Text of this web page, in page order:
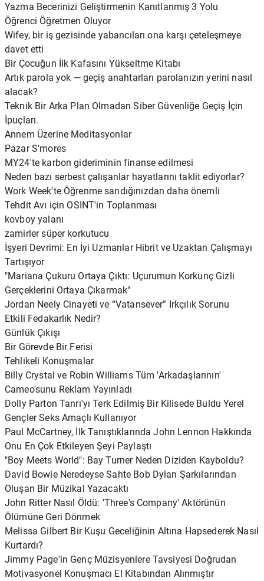
Yazma Becerinizi Geliştirmenin Kanıtlanmış 3 Yolu
Öğrenci Öğretmen Oluyor
Wifey, bir iş gezisinde yabancıları ona karşı çeteleşmeye
davet etti
Bir Çocuğun İlk Kafasını Yükseltme Kitabı
Artık parola yok — geçiş anahtarları parolanızın yerini nasıl
alacak?
Teknik Bir Arka Plan Olmadan Siber Güvenliğe Geçiş İçin
İpuçları.
Annem Üzerine Meditasyonlar
Pazar S'mores
MY24'te karbon gideriminin finanse edilmesi
Neden bazı serbest çalışanlar hayatlarını taklit ediyorlar?
Work Week'te Öğrenme sandığınızdan daha önemli
Tehdit Avı için OSINT'in Toplanması
kovboy yalanı
zamirler süper korkutucu
İşyeri Devrimi: En İyi Uzmanlar Hibrit ve Uzaktan Çalışmayı
Tartışıyor
"Mariana Çukuru Ortaya Çıktı: Uçurumun Korkunç Gizli
Gerçeklerini Ortaya Çıkarmak"
Jordan Neely Cinayeti ve “Vatansever” Irkçılık Sorunu
Etkili Fedakarlık Nedir?
Günlük Çıkışı
Bir Görevde Bir Ferisi
Tehlikeli Konuşmalar
Billy Crystal ve Robin Williams Tüm 'Arkadaşlarının'
Cameo'sunu Reklam Yayınladı
Dolly Parton Tanrı'yı ​​Terk Edilmiş Bir Kilisede Buldu Yerel
Gençler Seks Amaçlı Kullanıyor
Paul McCartney, İlk Tanıştıklarında John Lennon Hakkında
Onu En Çok Etkileyen Şeyi Paylaştı
"Boy Meets World": Bay Turner Neden Diziden Kayboldu?
David Bowie Neredeyse Sahte Bob Dylan Şarkılarından
Oluşan Bir Müzikal Yazacaktı
John Ritter Nasıl Öldü: 'Three's Company' Aktörünün
Ölümüne Geri Dönmek
Melissa Gilbert Bir Kuşu Geceliğinin Altına Hapsederek Nasıl
Kurtardı?
Jimmy Page'in Genç Müzisyenlere Tavsiyesi Doğrudan
Motivasyonel Konuşmacı El Kitabından Alınmıştır